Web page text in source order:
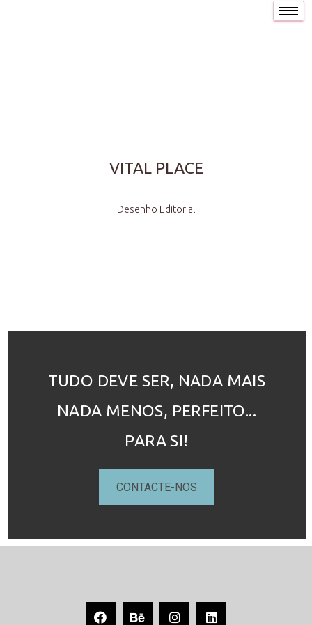
VITAL PLACE
Desenho Editorial
TUDO DEVE SER, NADA MAIS
NADA MENOS, PERFEITO...
PARA SI!
CONTACTE-NOS